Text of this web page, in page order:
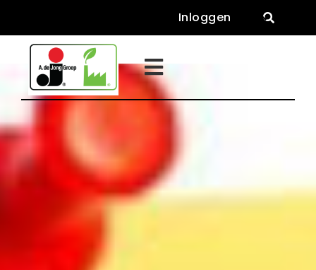
Inloggen 
